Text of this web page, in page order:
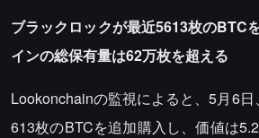
ブラックロックが最近5613枚のBTC
インの総保有量は62万枚を超える
Lookonchainの監視によると、5月6
613枚のBTCを追加購入し、価値は